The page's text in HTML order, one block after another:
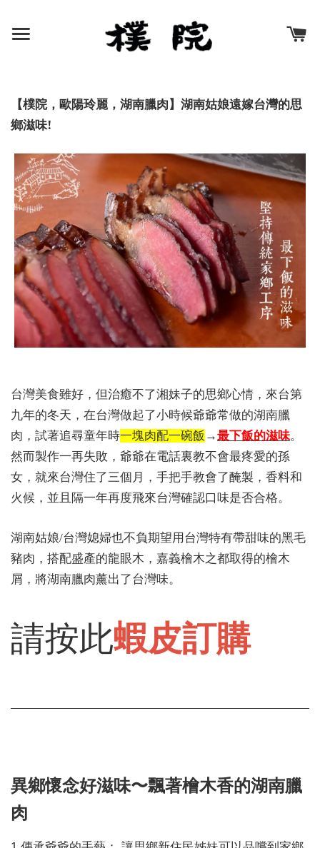
【樸院，歐陽玲麗，湖南臘肉】湖南姑娘遠嫁台灣的思
鄉滋味!
台灣美食雖好，但治癒不了湘妹子的思鄉心情，來台第
九年的冬天，在台灣做起了小時候爺爺常做的湖南臘
肉，試著追尋童年時一塊肉配一碗飯 →最下飯的滋味。
然而製作一再失敗，爺爺在電話裏教不會最疼愛的孫
女，就來台灣住了三個月，手把手教會了醃製，香料和
火候，並且隔一年再度飛來台灣確認口味是否合格。
湖南姑娘/台灣媳婦也不負期望用台灣特有帶甜味的黑毛
豬肉，搭配盛產的龍眼木，嘉義檜木之都取得的檜木
屑，將湖南臘肉薰出了台灣味。
請按此蝦皮訂購
異鄉懷念好滋味〜飄著檜木香的湖南臘
肉